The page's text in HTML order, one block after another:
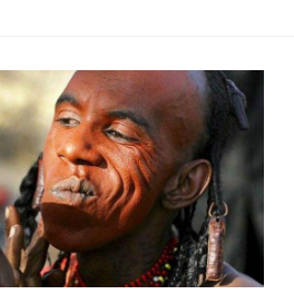
性。图片来源于网络，如有侵
“如果你想成为全球领军者，就必
想要在这里蓬勃发展、取得成
下去，都必须加大投资力度、
也正是我们在做的。...